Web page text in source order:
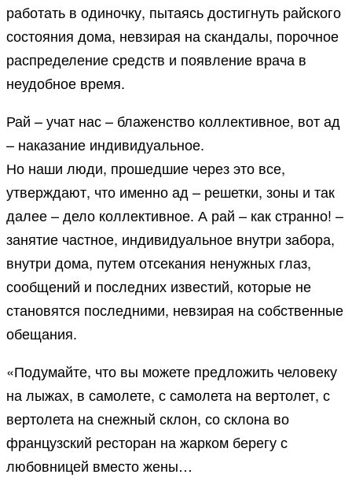
работать в одиночку, пытаясь достигнуть райского
состояния дома, невзирая на скандалы, порочное
распределение средств и появление врача в
неудобное время.
Рай – учат нас – блаженство коллективное, вот ад
– наказание индивидуальное.
Но наши люди, прошедшие через это все,
утверждают, что именно ад – решетки, зоны и так
далее – дело коллективное. А рай – как странно! –
занятие частное, индивидуальное внутри забора,
внутри дома, путем отсекания ненужных глаз,
сообщений и последних известий, которые не
становятся последними, невзирая на собственные
обещания.
«Подумайте, что вы можете предложить человеку
на лыжах, в самолете, с самолета на вертолет, с
вертолета на снежный склон, со склона во
французский ресторан на жарком берегу с
любовницей вместо жены…